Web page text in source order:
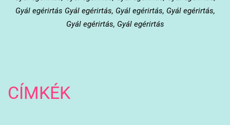
Gyál egérirtás Gyál egérirtás, Gyál egérirtás, Gyál egérirtás,
Gyál egérirtás, Gyál egérirtás
CÍMKÉK